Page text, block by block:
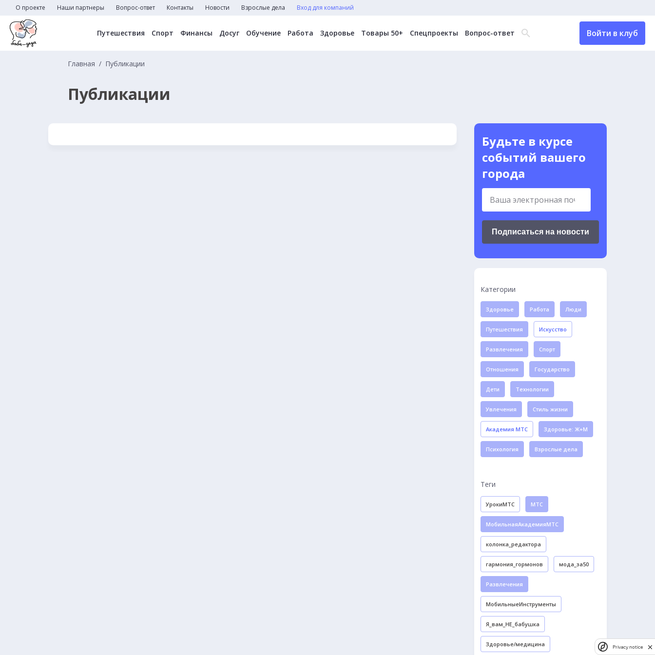
О проекте Наши партнеры Вопрос-ответ Контакты Новости Взрослые дела Вход для компаний
Путешествия Спорт Финансы Досуг Обучение Работа Здоровье Товары 50+ Спецпроекты Вопрос-ответ Войти в клуб
Главная Публикации
Публикации
Будьте в курсе
событий вашего
города
Подписаться на новости
Категории
Здоровье Работа Люди
Путешествия Искусство
Развлечения Спорт
Отношения Государство
Дети Технологии
Увлечения Стиль жизни
Академия МТС Здоровье: Ж+М
Психология Взрослые дела
Теги
УрокиМТС МТС
МобильнаяАкадемияМТС
колонка_редактора
гармония_гормонов мода_за50
Развлечения
МобильныеИнструменты
Я_вам_НЕ_бабушка
Здоровье/медицина Privacy notice